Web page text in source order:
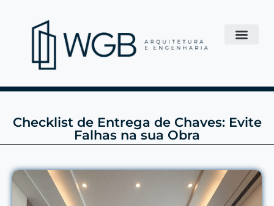
Checklist de Entrega de Chaves: Evite
Falhas na sua Obra